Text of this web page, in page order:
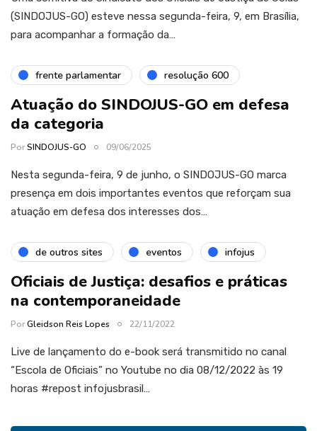
(SINDOJUS-GO) esteve nessa segunda-feira, 9, em Brasília,
para acompanhar a formação da…
frente parlamentar resolução 600
Atuação do SINDOJUS-GO em defesa
da categoria
PorSINDOJUS-GO 09/06/2025
Nesta segunda-feira, 9 de junho, o SINDOJUS-GO marca
presença em dois importantes eventos que reforçam sua
atuação em defesa dos interesses dos…
de outros sites eventos infojus
Oficiais de Justiça: desafios e práticas
na contemporaneidade
PorGleidson Reis Lopes 22/11/2022
Live de lançamento do e-book será transmitido no canal
“Escola de Oficiais” no Youtube no dia 08/12/2022 às 19
horas #repost infojusbrasil…